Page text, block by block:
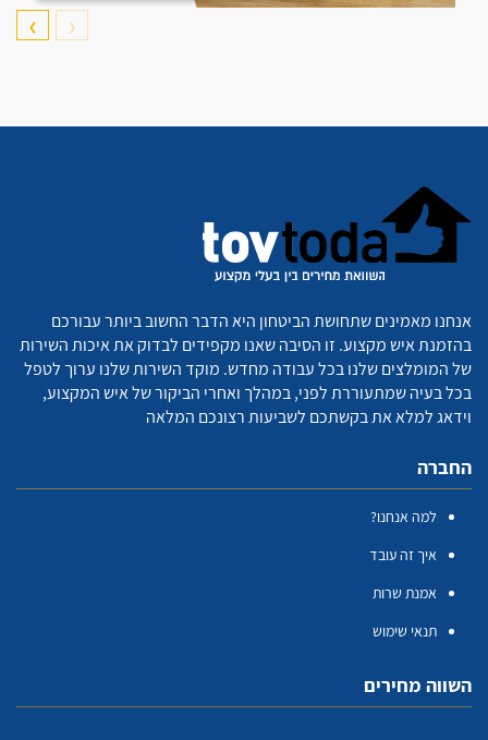
❮
❯
אנחנו מאמינים שתחושת הביטחון היא הדבר החשוב ביותר עבורכם
בהזמנת איש מקצוע. זו הסיבה שאנו מקפידים לבדוק את איכות השירות
של המומלצים שלנו בכל עבודה מחדש. מוקד השירות שלנו ערוך לטפל
בכל בעיה שמתעוררת לפני, במהלך ואחרי הביקור של איש המקצוע,
וידאג למלא את בקשתכם לשביעות רצונכם המלאה
החברה
למה אנחנו?
איך זה עובד
אמנת שרות
תנאי שימוש
השווה מחירים